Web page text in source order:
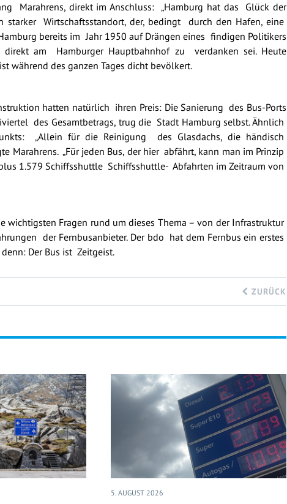
Marahrens, direkt im Anschluss: „Hamburg hat das Glück der
starker Wirtschaftsstandort, der, bedingt durch den Hafen, eine
bereits im Jahr 1950 auf Drängen eines findigen Politikers
am Hamburger Hauptbahnhof zu verdanken sei. Heute
während des ganzen Tages dicht bevölkert.
hatten natürlich ihren Preis: Die Sanierung des Bus-Ports
des Gesamtbetrags, trug die Stadt Hamburg selbst. Ähnlich
„Allein für die Reinigung des Glasdachs, die händisch
Marahrens. „Für jeden Bus, der hier abfährt, kann man im Prinzip
1.579 Schiffsshuttle Schiffsshuttle- Abfahrten im Zeitraum von
Fragen rund um dieses Thema – von der Infrastruktur
der Fernbusanbieter. Der bdo hat dem Fernbus ein erstes
Der Bus ist Zeitgeist.
ZURÜCK
5. AUGUST 2026